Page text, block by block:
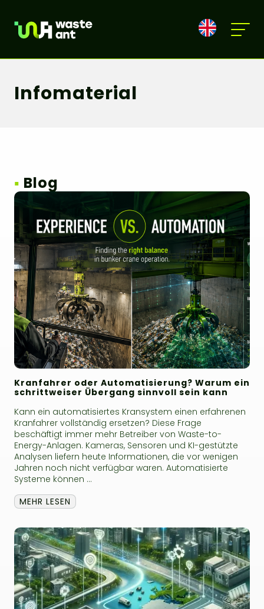
Infomaterial
▪ Blog
Kranfahrer oder Automatisierung? Warum ein
schrittweiser Übergang sinnvoll sein kann
Kann ein automatisiertes Kransystem einen erfahrenen
Kranfahrer vollständig ersetzen? Diese Frage
beschäftigt immer mehr Betreiber von Waste-to-
Energy-Anlagen. Kameras, Sensoren und KI-gestützte
Analysen liefern heute Informationen, die vor wenigen
Jahren noch nicht verfügbar waren. Automatisierte
Systeme können ...
MEHR LESEN